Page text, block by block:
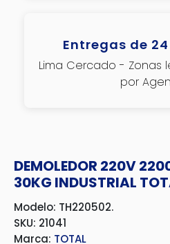
Entregas de
Lima Cercado - Zonas
por
DEMOLEDOR 220V
30KG INDUSTRIAL
Modelo: TH220502.
SKU: 21041
Marca: TOTAL